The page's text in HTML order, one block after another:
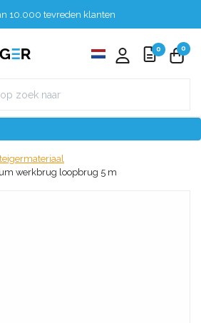
10.000 tevreden klanten
0 0
werkbrug loopbrug 5 m